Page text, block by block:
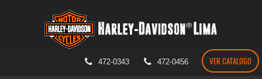
472-0343 472-0456 VER CATALOGO